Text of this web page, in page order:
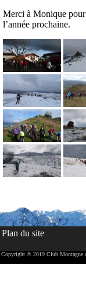
Merci à Monique pour
l’année prochaine.
Plan du site
Copyright © 2019 Club Montagne